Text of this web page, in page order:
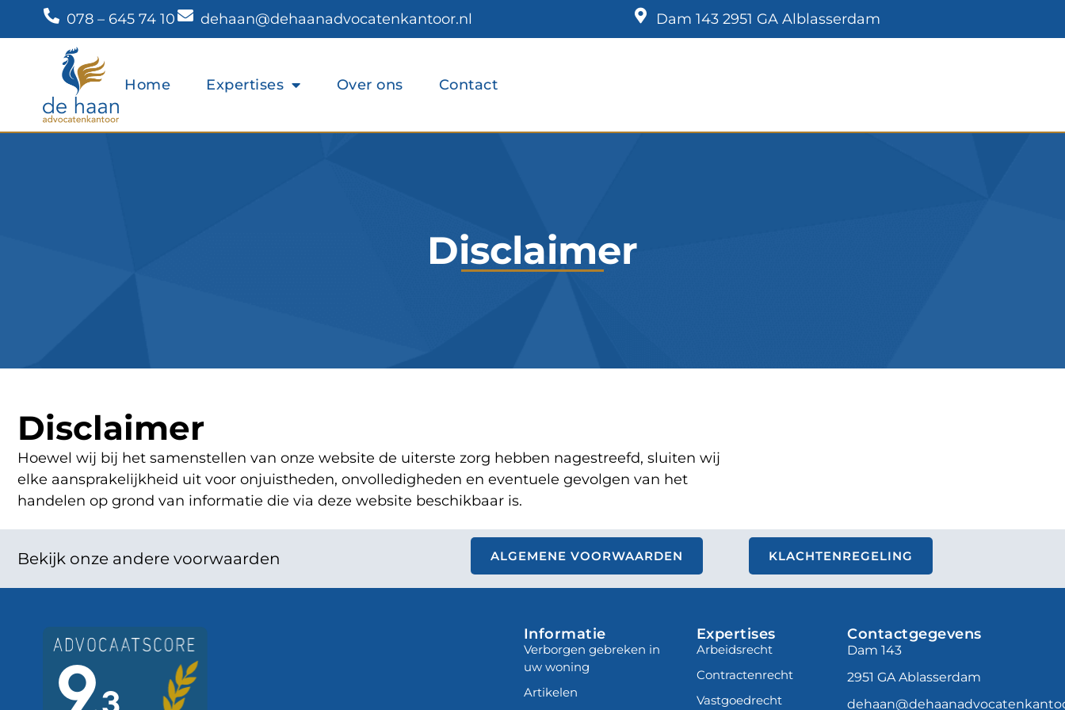
078 – 645 74 10 dehaan@dehaanadvocatenkantoor.nl Dam 143 2951 GA Alblasserdam
Home Expertises Over ons Contact
Disclaimer
Disclaimer
Hoewel wij bij het samenstellen van onze website de uiterste zorg hebben nagestreefd, sluiten wij
elke aansprakelijkheid uit voor onjuistheden, onvolledigheden en eventuele gevolgen van het
handelen op grond van informatie die via deze website beschikbaar is.
Bekijk onze andere voorwaarden ALGEMENE VOORWAARDEN KLACHTENREGELING
Informatie
Verborgen gebreken in
uw woning
Artikelen
Expertises
Arbeidsrecht
Contractenrecht
Vastgoedrecht
Contactgegevens
Dam 143
2951 GA Ablasserdam